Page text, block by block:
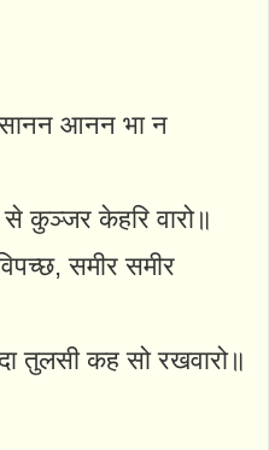
आनन भा न
कुञ्जर केहरि वारो॥
समीर समीर
तुलसी कह सो रखवारो॥